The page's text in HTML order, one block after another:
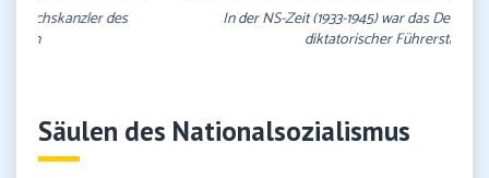
In der NS-Zeit (1933-1945) war das Deutsche Reich ein
diktatorischer Führerstaat
Säulen des Nationalsozialismus